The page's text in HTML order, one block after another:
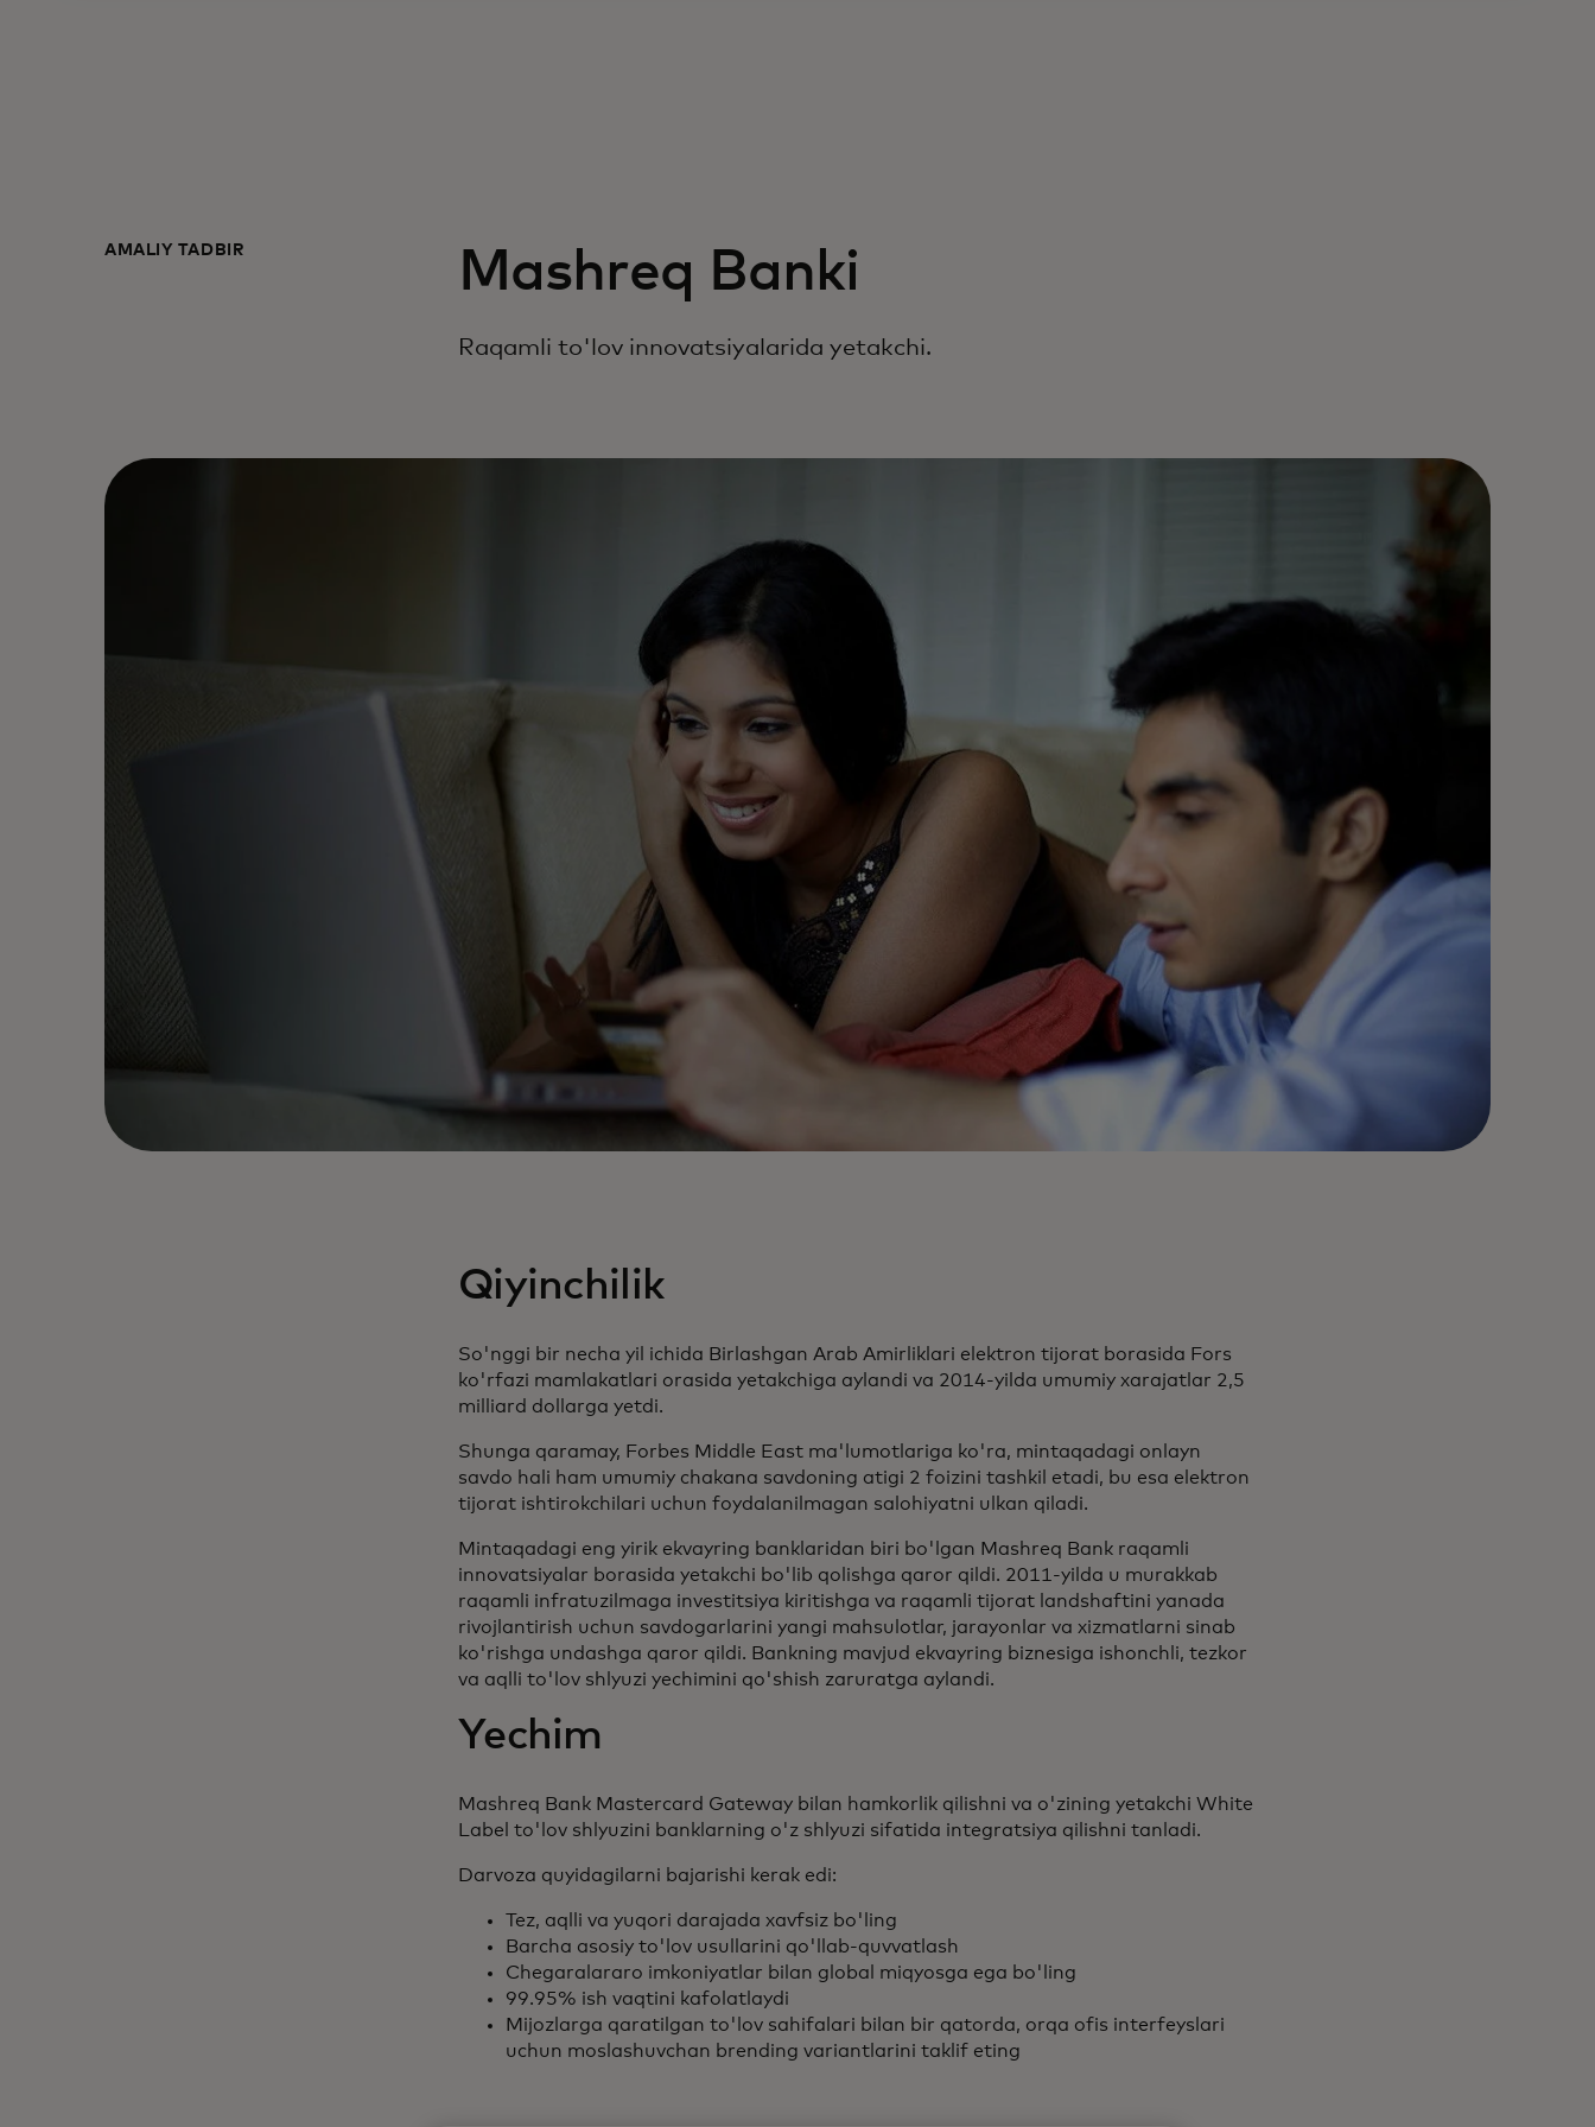
AMALIY TADBIR‎ Mashreq Banki
Raqamli to'lov innovatsiyalarida yetakchi.
Qiyinchilik
So'nggi bir necha yil ichida Birlashgan Arab Amirliklari elektron tijorat borasida Fors
ko'rfazi mamlakatlari orasida yetakchiga aylandi va 2014-yilda umumiy xarajatlar 2,5
milliard dollarga yetdi.
Shunga qaramay, Forbes Middle East ma'lumotlariga ko'ra, mintaqadagi onlayn
savdo hali ham umumiy chakana savdoning atigi 2 foizini tashkil etadi, bu esa elektron
tijorat ishtirokchilari uchun foydalanilmagan salohiyatni ulkan qiladi.
Mintaqadagi eng yirik ekvayring banklaridan biri bo'lgan Mashreq Bank raqamli
innovatsiyalar borasida yetakchi bo'lib qolishga qaror qildi. 2011-yilda u murakkab
raqamli infratuzilmaga investitsiya kiritishga va raqamli tijorat landshaftini yanada
rivojlantirish uchun savdogarlarini yangi mahsulotlar, jarayonlar va xizmatlarni sinab
ko'rishga undashga qaror qildi. Bankning mavjud ekvayring biznesiga ishonchli, tezkor
va aqlli to'lov shlyuzi yechimini qo'shish zaruratga aylandi.
Yechim
Mashreq Bank Mastercard Gateway bilan hamkorlik qilishni va o'zining yetakchi White
Label to'lov shlyuzini banklarning o'z shlyuzi sifatida integratsiya qilishni tanladi.
Darvoza quyidagilarni bajarishi kerak edi:
Tez, aqlli va yuqori darajada xavfsiz bo'ling
Barcha asosiy to'lov usullarini qo'llab-quvvatlash
Chegaralararo imkoniyatlar bilan global miqyosga ega bo'ling
99.95% ish vaqtini kafolatlaydi
Mijozlarga qaratilgan to'lov sahifalari bilan bir qatorda, orqa ofis interfeyslari
uchun moslashuvchan brending variantlarini taklif eting